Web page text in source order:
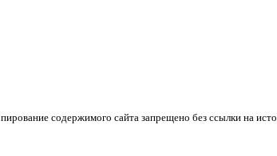
содержимого сайта запрещено без ссылки на